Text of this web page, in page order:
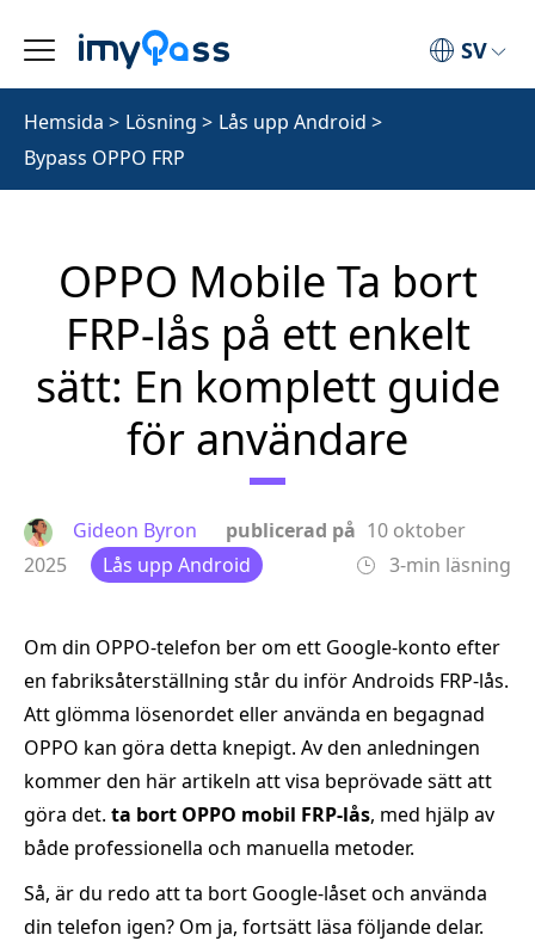
SV
Hemsida > Lösning > Lås upp Android >
Bypass OPPO FRP
OPPO Mobile Ta bort
FRP-lås på ett enkelt
sätt: En komplett guide
för användare
Gideon Byron publicerad på 10 oktober
2025
Lås upp Android 3-min läsning
Om din OPPO-telefon ber om ett Google-konto efter
en fabriksåterställning står du inför Androids FRP-lås.
Att glömma lösenordet eller använda en begagnad
OPPO kan göra detta knepigt. Av den anledningen
kommer den här artikeln att visa beprövade sätt att
göra det. ta bort OPPO mobil FRP-lås, med hjälp av
både professionella och manuella metoder.
Så, är du redo att ta bort Google-låset och använda
din telefon igen? Om ja, fortsätt läsa följande delar.